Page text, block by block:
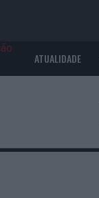
ATUALIDADE